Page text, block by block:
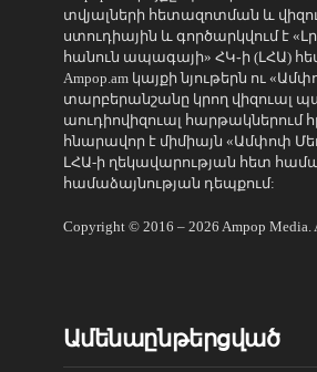
տվյալների հետազոտման և
ստուդիային և գործարկվում է
հանուն ապագայի» ՀԿ֊ի (ԼՀԱ)
Ampop.am կայքի նյութերն ու
տարբերանշանը կրող վիզուալ
աուդիովիզուալ հարթակներում
հնարավոր է միմիայն «Ամփոփ
ԼՀԱ-ի ղեկավարության հետ
համաձայնության դեպքում:
Copyright © 2016 – 2026 Ampop Media.
Ամենաընթերցված